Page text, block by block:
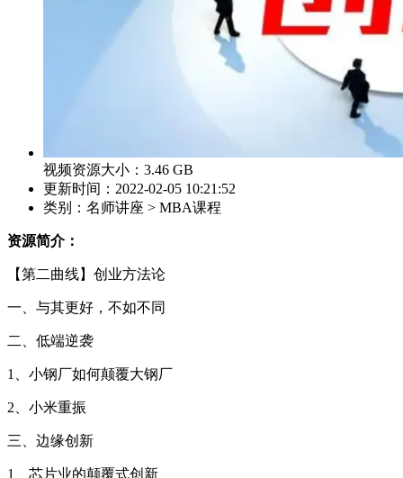
视频资源大小：3.46 GB
更新时间：2022-02-05 10:21:52
类别：名师讲座 > MBA课程
资源简介：
【第二曲线】创业方法论
一、与其更好，不如不同
二、低端逆袭
1、小钢厂如何颠覆大钢厂
2、小米重振
三、边缘创新
1、芯片业的颠覆式创新